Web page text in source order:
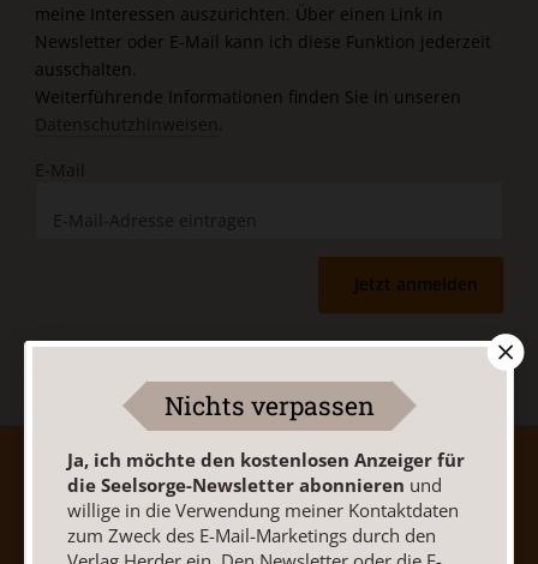
meine Interessen auszurichten. Über einen Link in
Newsletter oder E-Mail kann ich diese Funktion jederzeit
ausschalten.
Weiterführende Informationen finden Sie in unseren
Datenschutzhinweisen
E-Mail
Jetzt anmelden
AGB und Widerrufsbelehrung
Datenschutz
Barrierefreiheit
Impressum
Nichts verpassen
Ja, ich möchte den kostenlosen Anzeiger für
die Seelsorge-Newsletter abonnieren und
willige in die Verwendung meiner Kontaktdaten
zum Zweck des E-Mail-Marketings durch den